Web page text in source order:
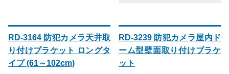
RD-3164 防犯カメラ天井取
り付けブラケット ロングタ
イプ (61～102cm)
RD-3239 防犯カメラ屋内ド
ーム型壁面取り付けブラケ
ット